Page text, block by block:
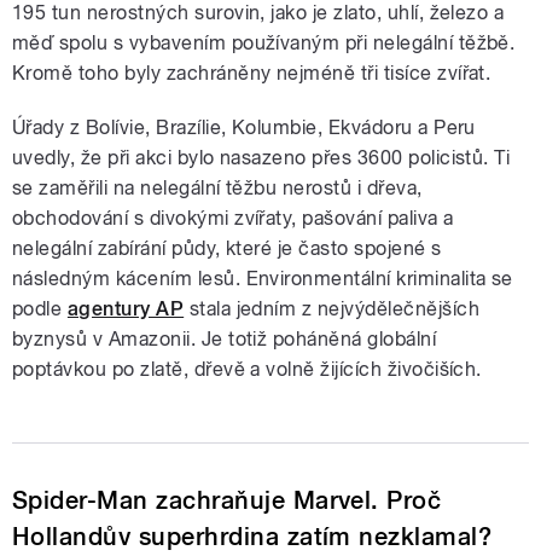
195 tun nerostných surovin, jako je zlato, uhlí, železo a
měď spolu s vybavením používaným při nelegální těžbě.
Kromě toho byly zachráněny nejméně tři tisíce zvířat.
Úřady z Bolívie, Brazílie, Kolumbie, Ekvádoru a Peru
uvedly, že při akci bylo nasazeno přes 3600 policistů. Ti
se zaměřili na nelegální těžbu nerostů i dřeva,
obchodování s divokými zvířaty, pašování paliva a
nelegální zabírání půdy, které je často spojené s
následným kácením lesů. Environmentální kriminalita se
podle agentury AP stala jedním z nejvýdělečnějších
byznysů v Amazonii. Je totiž poháněná globální
poptávkou po zlatě, dřevě a volně žijících živočiších.
Spider-Man zachraňuje Marvel. Proč
Hollandův superhrdina zatím nezklamal?